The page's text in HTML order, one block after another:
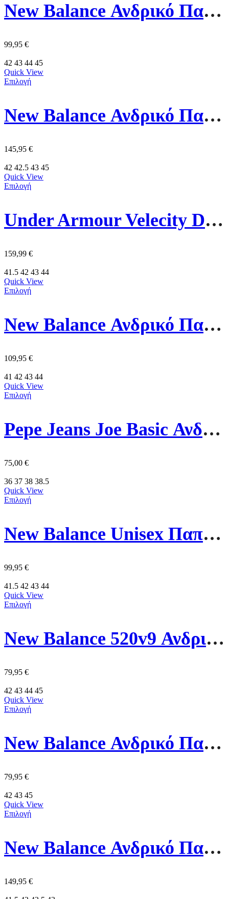
New Balance Ανδρικό Παπούτσι M6805NK Μάυρο
99,95 €
42 43 44 45
Quick View
Επιλογή
New Balance Ανδρικό Παπούτσι MFCX3L8 Πορτοκαλί
145,95 €
42 42.5 43 45
Quick View
Επιλογή
Under Armour Velecity Distance Ανδρικό Παπούτσι 6006030-105 Πολύχρωμο
159,99 €
41.5 42 43 44
Quick View
Επιλογή
New Balance Ανδρικό Παπούτσι U5748SB Μάυρο
109,95 €
41 42 43 44
Quick View
Επιλογή
Pepe Jeans Joe Basic Ανδρικό Παπούτσι PMS00048-869 Καφέ
75,00 €
36 37 38 38.5
Quick View
Επιλογή
New Balance Unisex Παπούτσι BB480LBA Λευκό/Μάυρο
99,95 €
41.5 42 43 44
Quick View
Επιλογή
New Balance 520v9 Ανδρικό Παπούτσι M52028X Μπλέ
79,95 €
42 43 44 45
Quick View
Επιλογή
New Balance Ανδρικό Παπούτσι M5206IE Λευκό/Μπλέ
79,95 €
42 43 45
Quick View
Επιλογή
New Balance Ανδρικό Παπούτσι MFCXLC Μάυρο
149,95 €